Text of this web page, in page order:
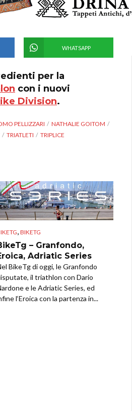
WHATSAPP
per la
con i nuovi
Division.
PELLIZZARI
NATHALIE GOITOM
TRIATLETI TRIPLICE
, BIKETG
– Granfondo,
Adriatic Series
BikeTg di oggi, le Granfondo
il triathlon con Dario
e le Adriatic Series, ed
l‘Eroica con la partenza in...